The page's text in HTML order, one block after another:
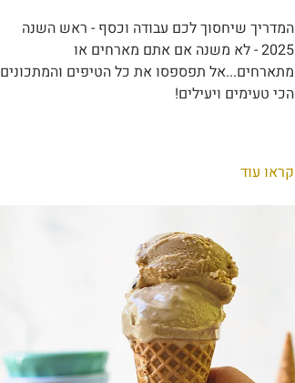
המדריך שיחסוך לכם עבודה וכסף - ראש השנה
2025 - לא משנה אם אתם מארחים או
מתארחים...אל תפספסו את כל הטיפים והמתכונים
הכי טעימים ויעילים!
קראו עוד